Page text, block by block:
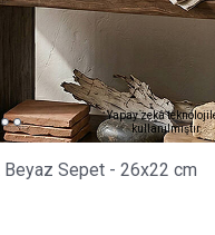
Yapay zekâ
kullanılmıştır.
Beyaz Sepet - 26x22 cm